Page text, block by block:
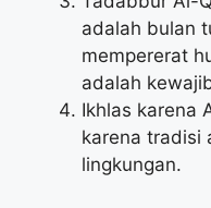
adalah bulan
mempererat
adalah
Ikhlas karena
karena tradisi
lingkungan.